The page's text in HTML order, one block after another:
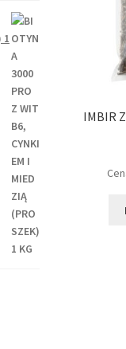
IMBIR
1